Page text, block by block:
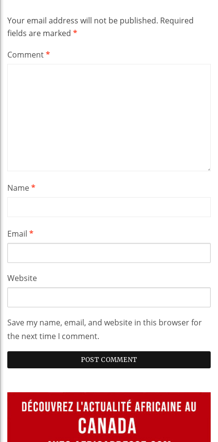
Your email address will not be published. Required
fields are marked *
Comment*
Name*
Email *
Website
Save my name, email, and website in this browser for
the next time I comment.